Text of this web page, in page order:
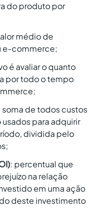
do produto por
médio de
e-commerce;
é avaliar o quanto
por todo o tempo
soma de todos custos
para adquirir
dividida pelo
: percentual que
na relação
em uma ação
deste investimento